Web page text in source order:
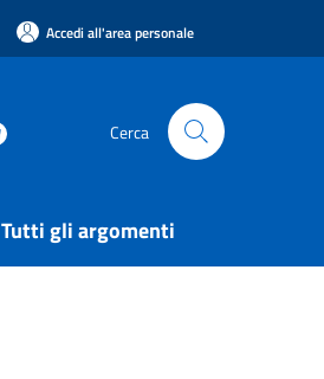
Accedi all'area personale
Cerca
Tutti gli argomenti